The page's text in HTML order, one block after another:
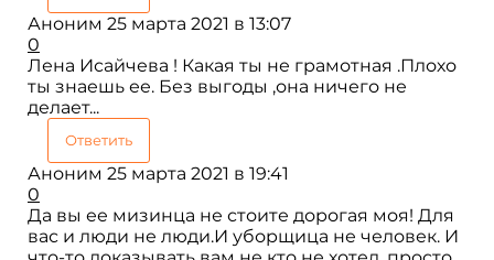
Аноним 25 марта 2021 в 13:07
0
Лена Исайчева ! Какая ты не грамотная .Плохо
ты знаешь ее. Без выгоды ,она ничего не
делает...
Ответить
Аноним 25 марта 2021 в 19:41
0
Да вы ее мизинца не стоите дорогая моя! Для
вас и люди не люди.И уборщица не человек. И